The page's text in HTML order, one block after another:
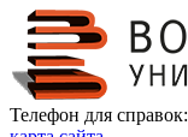
Телефон для